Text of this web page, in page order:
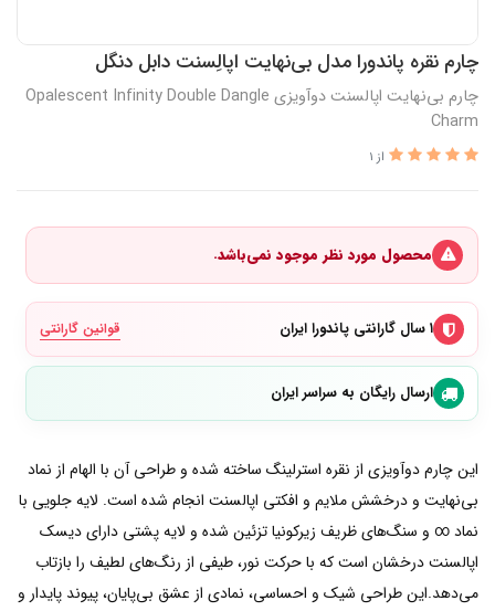
چارم نقره پاندورا مدل بی‌نهایت اپالِسنت دابل دنگل
چارم بی‌نهایت اپالسنت دوآویزی Opalescent Infinity Double Dangle
Charm
از 1
محصول مورد نظر موجود نمی‌باشد.
۱ سال گارانتی پاندورا ایران قوانین گارانتی
ارسال رایگان به سراسر ایران
این چارم دوآویزی از نقره استرلینگ ساخته شده و طراحی آن با الهام از نماد
بی‌نهایت و درخشش ملایم و افکتی اپالسنت انجام شده است. لایه جلویی با
نماد ∞ و سنگ‌های ظریف زیرکونیا تزئین شده و لایه پشتی دارای دیسک
اپالسنت درخشان است که با حرکت نور، طیفی از رنگ‌های لطیف را بازتاب
می‌دهد.این طراحی شیک و احساسی، نمادی از عشق بی‌پایان، پیوند پایدار و